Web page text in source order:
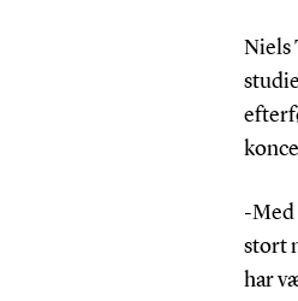
Niels
-Med
stort
har